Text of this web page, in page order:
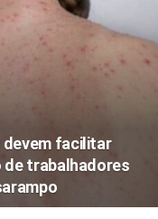
devem facilitar
de trabalhadores